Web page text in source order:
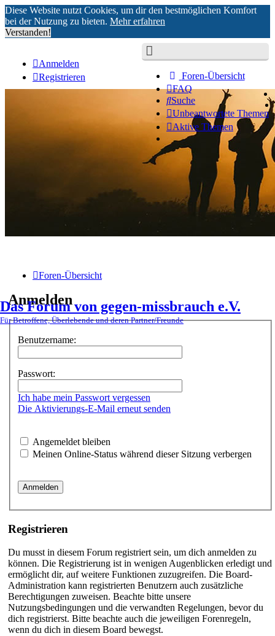
Diese Website nutzt Cookies, um dir den bestmöglichen Komfort
bei der Nutzung zu bieten. Mehr erfahren
Verstanden!
Foren-Übersicht
FAQ
Suche
Unbeantwortete Themen
Aktive Themen
Anmelden
Registrieren
Das Forum von gegen-missbrauch e.V.
Für Betroffene, Überlebende und deren Partner/Freunde
Foren-Übersicht
Anmelden
Benutzername:
Passwort:
Ich habe mein Passwort vergessen
Die Aktivierungs-E-Mail erneut senden
Angemeldet bleiben
Meinen Online-Status während dieser Sitzung verbergen
Registrieren
Du musst in diesem Forum registriert sein, um dich anmelden zu
können. Die Registrierung ist in wenigen Augenblicken erledigt und
ermöglicht dir, auf weitere Funktionen zuzugreifen. Die Board-
Administration kann registrierten Benutzern auch zusätzliche
Berechtigungen zuweisen. Beachte bitte unsere
Nutzungsbedingungen und die verwandten Regelungen, bevor du
dich registrierst. Bitte beachte auch die jeweiligen Forenregeln,
wenn du dich in diesem Board bewegst.